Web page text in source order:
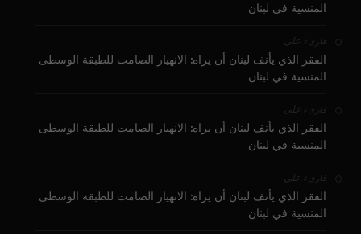
المنسية في لبنان
قارىء على
الفقر الذي يأنف لبنان أن يراه: الانهيار الصامت للطبقة الوسطى
المنسية في لبنان
قارىء على
الفقر الذي يأنف لبنان أن يراه: الانهيار الصامت للطبقة الوسطى
المنسية في لبنان
قارىء على
الفقر الذي يأنف لبنان أن يراه: الانهيار الصامت للطبقة الوسطى
المنسية في لبنان